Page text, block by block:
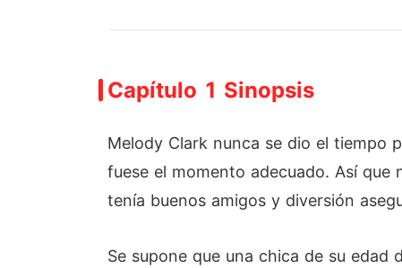
Capítulo 1 Sinopsis
Melody Clark nunca se dio el tiempo
fuese el momento adecuado. Así
tenía buenos amigos y diversión
Se supone que una chica de su edad